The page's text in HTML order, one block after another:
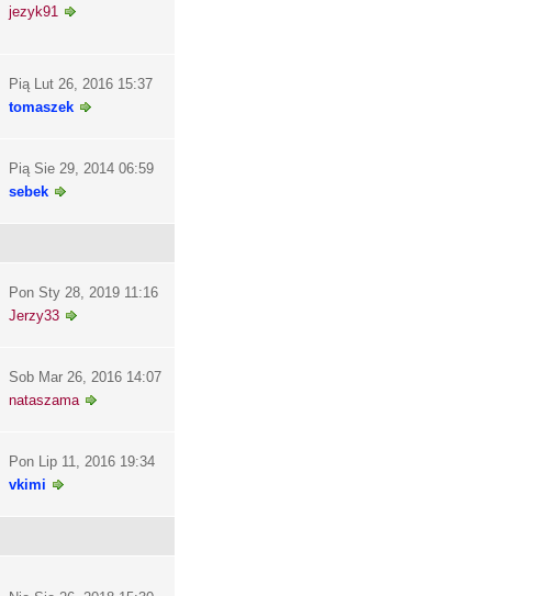
jezyk91
Pią Lut 26, 2016 15:37
tomaszek
Pią Sie 29, 2014 06:59
sebek
Pon Sty 28, 2019 11:16
Jerzy33
Sob Mar 26, 2016 14:07
nataszama
Pon Lip 11, 2016 19:34
vkimi